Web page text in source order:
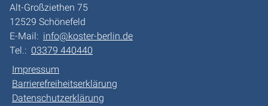
Alt-Großziethen 75
12529 Schönefeld
E-Mail: info@koster-berlin.de
Tel.: 03379 440440
Impressum
Barrierefreiheitserklärung
Datenschutzerklärung